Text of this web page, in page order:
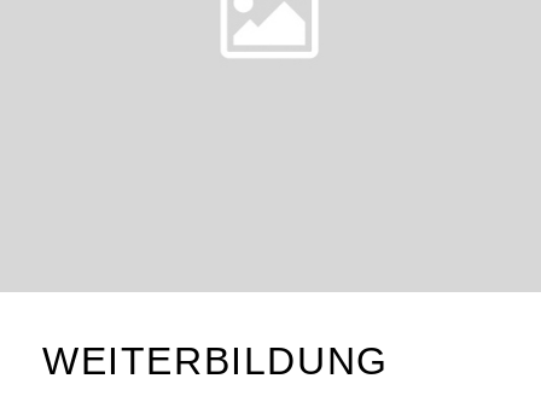
WEITERBILDUNG